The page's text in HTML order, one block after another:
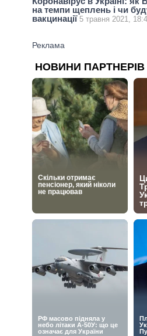
на темпи щеплень і чи
вакцинації 5 травня 2021,